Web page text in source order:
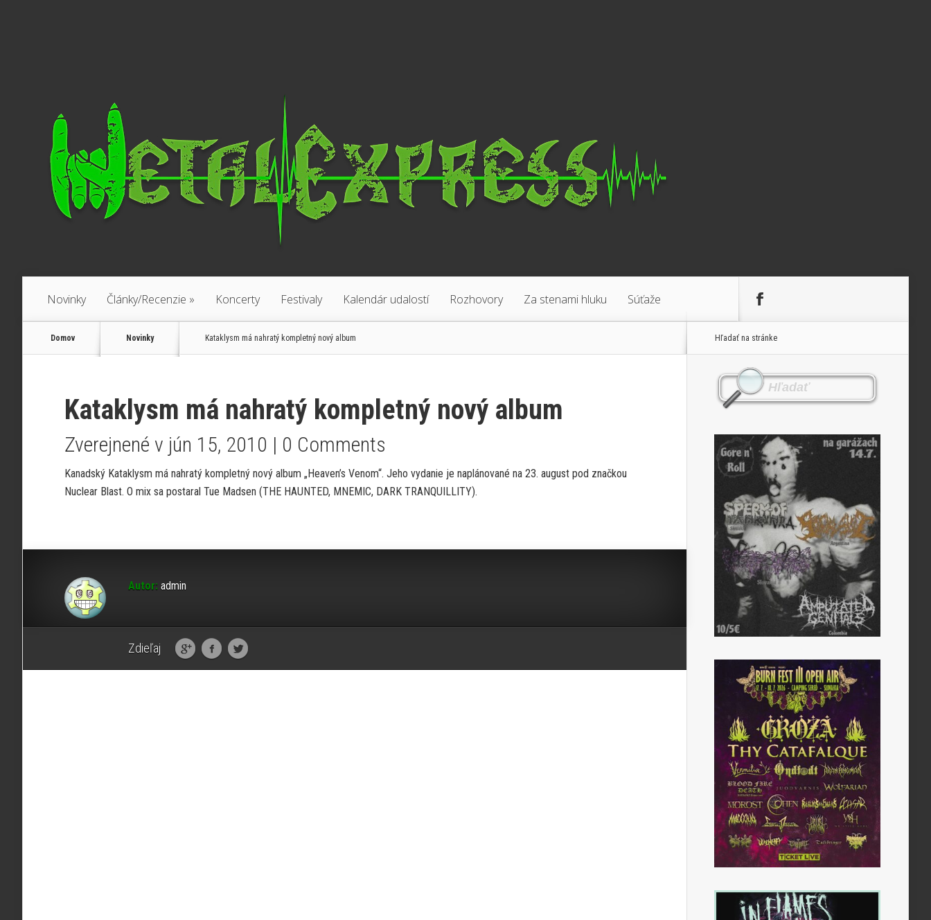
Novinky Články/Recenzie » Koncerty Festivaly Kalendár udalostí Rozhovory Za stenami hluku Súťaže
Domov Novinky Kataklysm má nahratý kompletný nový album
Kataklysm má nahratý kompletný nový album
Zverejnené v jún 15, 2010 | 0 Comments
Kanadský Kataklysm má nahratý kompletný nový album „Heaven’s Venom“. Jeho vydanie je naplánované na 23. august pod značkou
Nuclear Blast. O mix sa postaral Tue Madsen (THE HAUNTED, MNEMIC, DARK TRANQUILLITY).
Autor: admin
Zdieľaj
Hľadať na stránke